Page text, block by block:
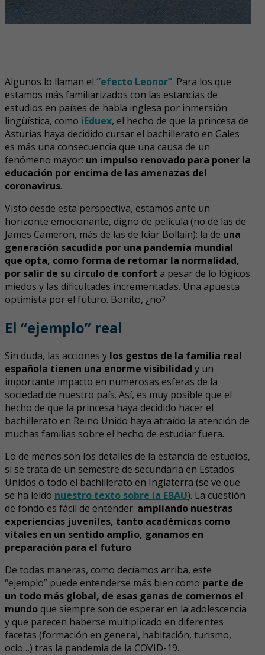
Algunos lo llaman el “efecto Leonor”. Para los que
estamos más familiarizados con las estancias de
estudios en países de habla inglesa por inmersión
lingüística, como iEduex, el hecho de que la princesa de
Asturias haya decidido cursar el bachillerato en Gales
es más una consecuencia que una causa de un
fenómeno mayor: un impulso renovado para poner la
educación por encima de las amenazas del
coronavirus.
Visto desde esta perspectiva, estamos ante un
horizonte emocionante, digno de película (no de las de
James Cameron, más de las de Icíar Bollaín): la de una
generación sacudida por una pandemia mundial
que opta, como forma de retomar la normalidad,
por salir de su círculo de confort a pesar de lo lógicos
miedos y las dificultades incrementadas. Una apuesta
optimista por el futuro. Bonito, ¿no?
El “ejemplo” real
Sin duda, las acciones y los gestos de la familia real
española tienen una enorme visibilidad y un
importante impacto en numerosas esferas de la
sociedad de nuestro país. Así, es muy posible que el
hecho de que la princesa haya decidido hacer el
bachillerato en Reino Unido haya atraído la atención de
muchas familias sobre el hecho de estudiar fuera.
Lo de menos son los detalles de la estancia de estudios,
si se trata de un semestre de secundaria en Estados
Unidos o todo el bachillerato en Inglaterra (se ve que
se ha leído nuestro texto sobre la EBAU). La cuestión
de fondo es fácil de entender: ampliando nuestras
experiencias juveniles, tanto académicas como
vitales en un sentido amplio, ganamos en
preparación para el futuro.
De todas maneras, como decíamos arriba, este
“ejemplo” puede entenderse más bien como parte de
un todo más global, de esas ganas de comernos el
mundoque siempre son de esperar en la adolescencia
y que parecen haberse multiplicado en diferentes
facetas (formación en general, habitación, turismo,
ocio…) tras la pandemia de la COVID-19.